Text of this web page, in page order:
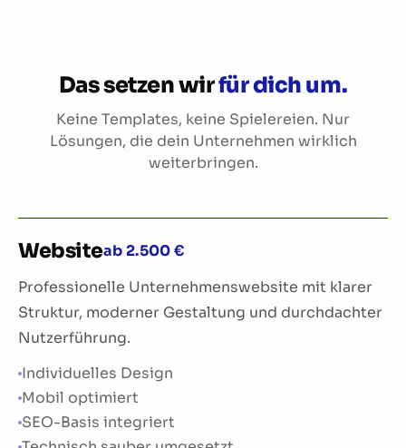
Vision ins Team. Während seines Studiums in den
engagierte sich als Vizepräsident der
Studentenvertretung.
Perspektive und seinem technischen Know-how
entwickelt er bei BSC passgenaue Lösungen für
umsetzungsstark.
×
Das setzen wirfür dich um.
Keine Templates, keine Spielereien. Nur
Lösungen, die dein Unternehmen wirklich
weiterbringen.
Websiteab 2.500 €
Professionelle Unternehmenswebsite mit klarer
Struktur, moderner Gestaltung und durchdachter
Nutzerführung.
Individuelles Design
Mobil optimiert
SEO-Basis integriert